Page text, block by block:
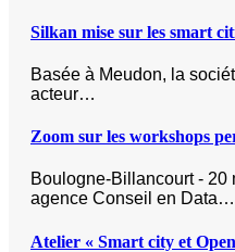
Silkan mise sur les smart
Basée à Meudon, la
acteur…
Zoom sur les workshops
Boulogne-Billancourt - 20
agence Conseil en Data…
Atelier « Smart city et